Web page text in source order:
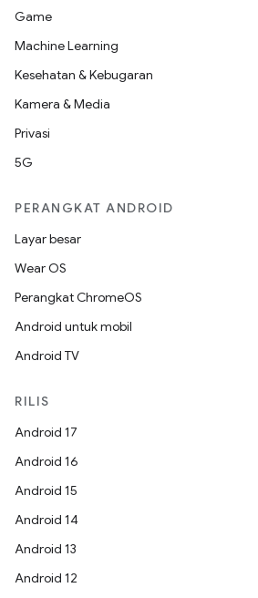
Game
Machine Learning
Kesehatan & Kebugaran
Kamera & Media
Privasi
5G
PERANGKAT ANDROID
Layar besar
Wear OS
Perangkat ChromeOS
Android untuk mobil
Android TV
RILIS
Android 17
Android 16
Android 15
Android 14
Android 13
Android 12